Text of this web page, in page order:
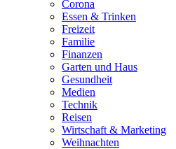
Corona
Essen & Trinken
Freizeit
Familie
Finanzen
Garten und Haus
Gesundheit
Medien
Technik
Reisen
Wirtschaft & Marketing
Weihnachten